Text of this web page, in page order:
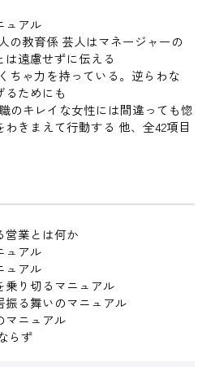
アル
の教育係 芸人はマネージャーの
遠慮せずに伝える
ちゃ力を持っている。逆らわな
ためにも
のキレイな女性には間違っても惚
まえて行動する 他、全42項目
業とは何か
アル
アル
り切るマニュアル
る舞いのマニュアル
ニュアル
らず